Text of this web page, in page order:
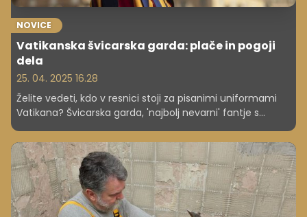
NOVICE
Vatikanska švicarska garda: plače in pogoji
dela
25. 04. 2025 16.28
Želite vedeti, kdo v resnici stoji za pisanimi uniformami
Vatikana? Švicarska garda, 'najbolj nevarni' fantje s
helebardami, so precej več kot le zgodovinski relikt.
Spoznajte njihove skrivne veščine, sodobno usposabljanje
za boj proti terorizmu, izjemno zgodbo o preživetju ter
nepričakovane življenjske pogoje, ki povzročajo krizo v
rekrutaciji. In kakšna je njihova plača?